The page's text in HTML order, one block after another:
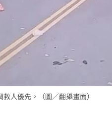
人優先。（圖／翻攝畫面）